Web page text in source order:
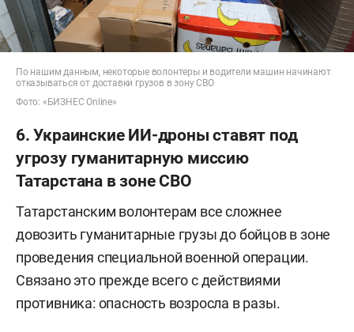
По нашим данным, некоторые волонтеры и водители машин начинают
отказываться от доставки грузов в зону СВО
Фото: «БИЗНЕС Online»
6. Украинские ИИ-дроны ставят под
угрозу гуманитарную миссию
Татарстана в зоне СВО
Татарстанским волонтерам все сложнее
довозить гуманитарные грузы до бойцов в зоне
проведения специальной военной операции.
Связано это прежде всего с действиями
противника: опасность возросла в разы.